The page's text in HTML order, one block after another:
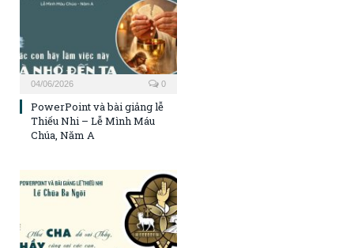
04/06/2026 0
PowerPoint và bài giảng lễ
Thiếu Nhi – Lễ Mình Máu
Chúa, Năm A